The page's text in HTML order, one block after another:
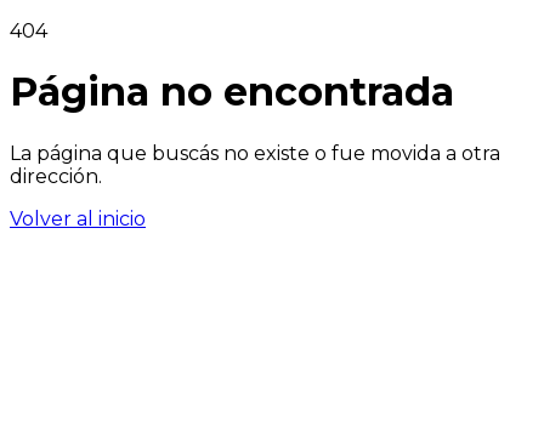
404
Página no encontrada
La página que buscás no existe o fue movida a otra
dirección.
Volver al inicio